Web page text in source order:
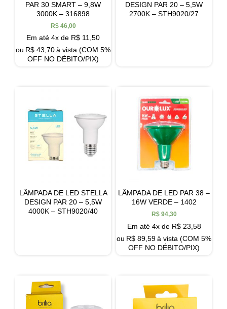
PAR 30 SMART – 9,8W
3000K – 316898
R$46,00
Em até 4x de R$ 11,50
ou R$ 43,70à vista (COM 5%
OFF NO DÉBITO/PIX)
DESIGN PAR 20 – 5,5W
2700K – STH9020/27
LÂMPADA DE LED STELLA
DESIGN PAR 20 – 5,5W
4000K – STH9020/40
LÂMPADA DE LED PAR 38 –
16W VERDE – 1402
R$94,30
Em até 4x de R$23,58
ou R$ 89,59à vista (COM 5%
OFF NO DÉBITO/PIX)